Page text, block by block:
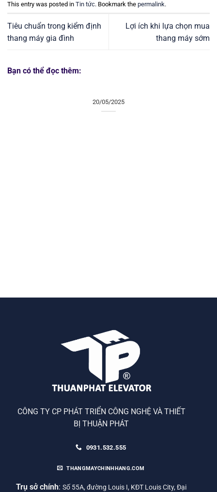
This entry was posted in Tin tức. Bookmark the permalink.
Tiêu chuẩn trong kiểm định
thang máy gia đình
Lợi ích khi lựa chọn mua
thang máy sớm
Bạn có thể đọc thêm:
20/05/2025
CÔNG TY CP PHÁT TRIỂN CÔNG NGHỆ VÀ THIẾT
BỊ THUẬN PHÁT
0931.532.555
THANGMAYCHINHHANG.COM
Trụ sở chính: Số 55A, đường Louis I, KĐT Louis City, Đại